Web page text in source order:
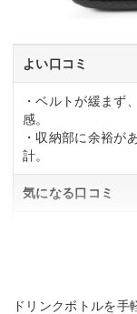
よい口コミ
・ベルトが緩まず
感。
・収納部に余裕が
計。
気になる口コミ
ドリンクボトルを手